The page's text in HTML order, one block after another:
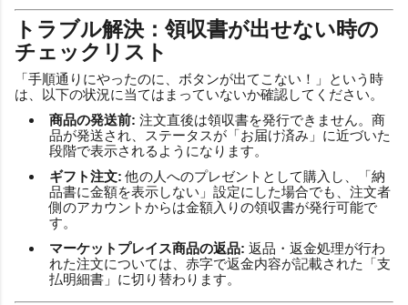
トラブル解決：領収書が出せない時の
チェックリスト
「手順通りにやったのに、ボタンが出てこない！」という時
は、以下の状況に当てはまっていないか確認してください。
商品の発送前: 注文直後は領収書を発行できません。商
品が発送され、ステータスが「お届け済み」に近づいた
段階で表示されるようになります。
ギフト注文: 他の人へのプレゼントとして購入し、「納
品書に金額を表示しない」設定にした場合でも、注文者
側のアカウントからは金額入りの領収書が発行可能で
す。
マーケットプレイス商品の返品: 返品・返金処理が行わ
れた注文については、赤字で返金内容が記載された「支
払明細書」に切り替わります。